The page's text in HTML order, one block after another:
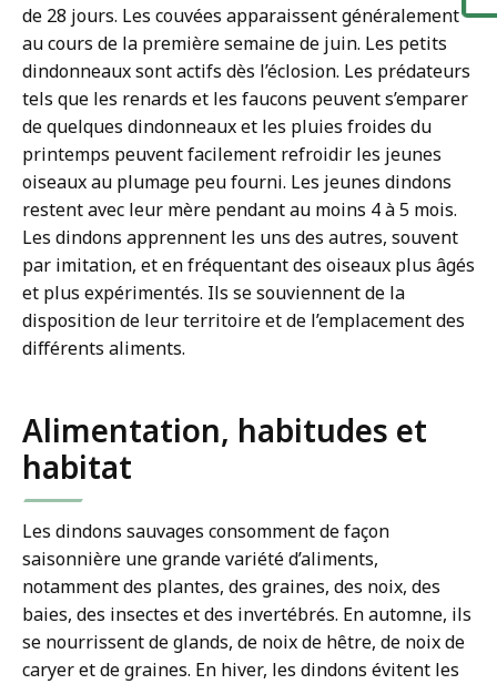
de 28 jours. Les couvées apparaissent généralement
au cours de la première semaine de juin. Les petits
dindonneaux sont actifs dès l’éclosion. Les prédateurs
tels que les renards et les faucons peuvent s’emparer
de quelques dindonneaux et les pluies froides du
printemps peuvent facilement refroidir les jeunes
oiseaux au plumage peu fourni. Les jeunes dindons
restent avec leur mère pendant au moins 4 à 5 mois.
Les dindons apprennent les uns des autres, souvent
par imitation, et en fréquentant des oiseaux plus âgés
et plus expérimentés. Ils se souviennent de la
disposition de leur territoire et de l’emplacement des
différents aliments.
Alimentation, habitudes et
habitat
Les dindons sauvages consomment de façon
saisonnière une grande variété d’aliments,
notamment des plantes, des graines, des noix, des
baies, des insectes et des invertébrés. En automne, ils
se nourrissent de glands, de noix de hêtre, de noix de
caryer et de graines. En hiver, les dindons évitent les